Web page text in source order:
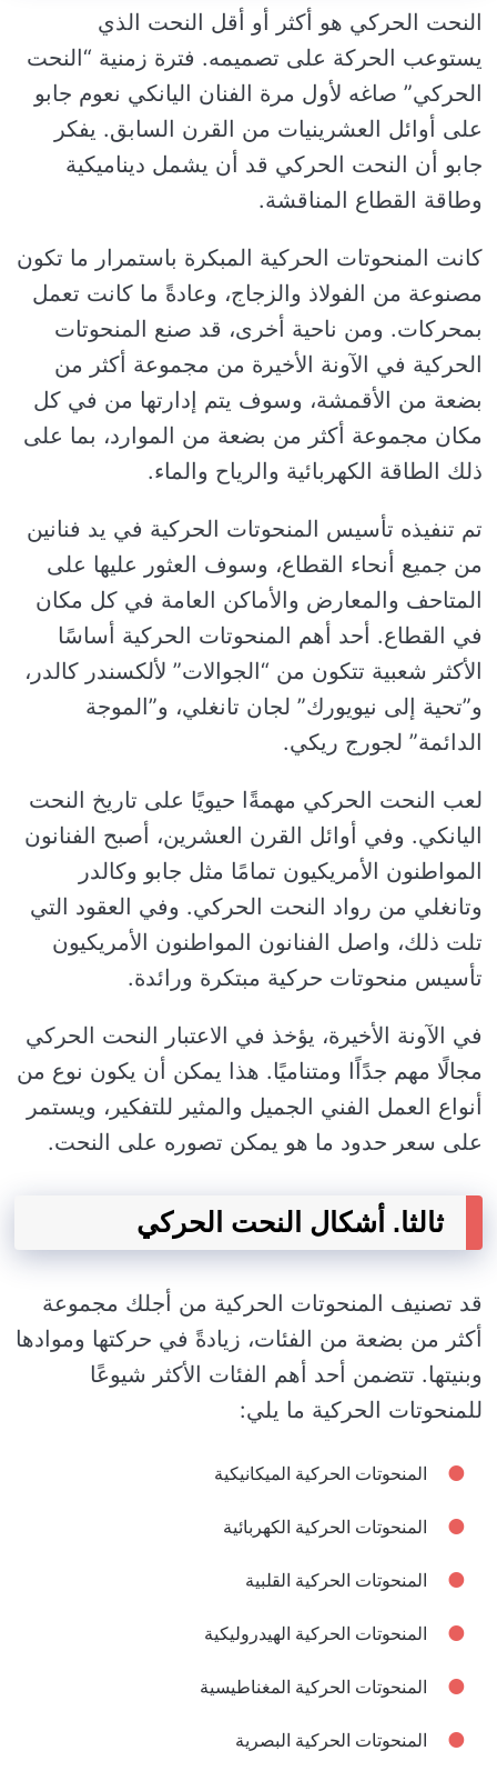
النحت الحركي هو أكثر أو أقل النحت الذي
يستوعب الحركة على تصميمه. فترة زمنية “النحت
الحركي” صاغه لأول مرة الفنان اليانكي نعوم جابو
على أوائل العشرينيات من القرن السابق. يفكر
جابو أن النحت الحركي قد أن يشمل ديناميكية
وطاقة القطاع المناقشة.
كانت المنحوتات الحركية المبكرة باستمرار ما تكون
مصنوعة من الفولاذ والزجاج، وعادةً ما كانت تعمل
بمحركات. ومن ناحية أخرى، قد صنع المنحوتات
الحركية في الآونة الأخيرة من مجموعة أكثر من
بضعة من الأقمشة، وسوف يتم إدارتها من في كل
مكان مجموعة أكثر من بضعة من الموارد، بما على
ذلك الطاقة الكهربائية والرياح والماء.
تم تنفيذه تأسيس المنحوتات الحركية في يد فنانين
من جميع أنحاء القطاع، وسوف العثور عليها على
المتاحف والمعارض والأماكن العامة في كل مكان
في القطاع. أحد أهم المنحوتات الحركية أساسًا
الأكثر شعبية تتكون من “الجوالات” لألكسندر كالدر،
و”تحية إلى نيويورك” لجان تانغلي، و”الموجة
الدائمة” لجورج ريكي.
لعب النحت الحركي مهمةًا حيويًا على تاريخ النحت
اليانكي. وفي أوائل القرن العشرين، أصبح الفنانون
المواطنون الأمريكيون تمامًا مثل جابو وكالدر
وتانغلي من رواد النحت الحركي. وفي العقود التي
تلت ذلك، واصل الفنانون المواطنون الأمريكيون
تأسيس منحوتات حركية مبتكرة ورائدة.
في الآونة الأخيرة، يؤخذ في الاعتبار النحت الحركي
مجالًا مهم جدًاًا ومتناميًا. هذا يمكن أن يكون نوع من
أنواع العمل الفني الجميل والمثير للتفكير، ويستمر
على سعر حدود ما هو يمكن تصوره على النحت.
ثالثا. أشكال النحت الحركي
قد تصنيف المنحوتات الحركية من أجلك مجموعة
أكثر من بضعة من الفئات، زيادةً في حركتها وموادها
وبنيتها. تتضمن أحد أهم الفئات الأكثر شيوعًا
للمنحوتات الحركية ما يلي:
المنحوتات الحركية الميكانيكية
المنحوتات الحركية الكهربائية
المنحوتات الحركية القلبية
المنحوتات الحركية الهيدروليكية
المنحوتات الحركية المغناطيسية
المنحوتات الحركية البصرية